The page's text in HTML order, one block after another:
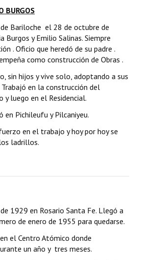
BURGOS
Bariloche el 28 de octubre de
Burgos y Emilio Salinas. Siempre
. Oficio que heredó de su padre .
como construcción de Obras .
sin hijos y vive solo, adoptando a sus
en la construcción del
y luego en el Residencial.
en Pichileufu y Pilcaniyeu.
en el trabajo y hoy por hoy se
ladrillos.
1929 en Rosario Santa Fe. Llegó a
de enero de 1955 para quedarse.
el Centro Atómico donde
un año y tres meses.